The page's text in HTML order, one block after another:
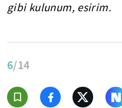
gibi kulunum, esirim.
6/14